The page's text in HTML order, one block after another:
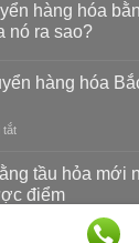
hàng hóa
nó ra sao?
hàng hóa
tắt
vụ
vận
chuyển
tầu hỏa mới
điểm